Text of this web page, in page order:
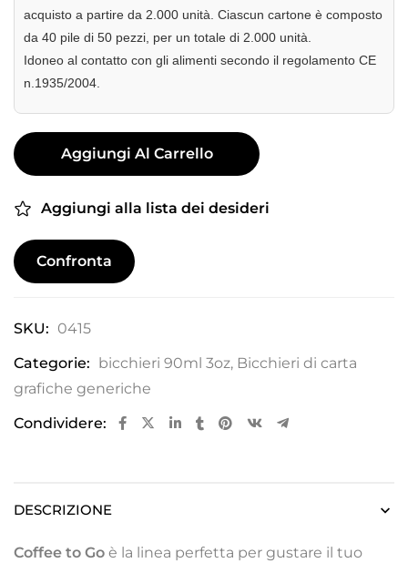
acquisto a partire da 2.000 unità. Ciascun cartone è composto
da 40 pile di 50 pezzi, per un totale di 2.000 unità.
Idoneo al contatto con gli alimenti secondo il regolamento CE
n.1935/2004.
Aggiungi Al Carrello
Aggiungi alla lista dei desideri
Confronta
SKU: 0415
Categorie:
bicchieri 90ml 3oz, Bicchieri di carta
grafiche generiche
Condividere:
DESCRIZIONE
Coffee to Go è la linea perfetta per gustare il tuo